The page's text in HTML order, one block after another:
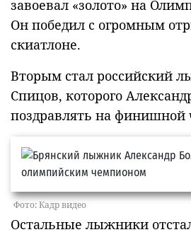
завоевал «золото» на
Он победил с огромным
скиатлоне.
Вторым стал российский
Спицов, которого
поздравлять на финишной
Фото: Кадр видео
Остальные лыжники